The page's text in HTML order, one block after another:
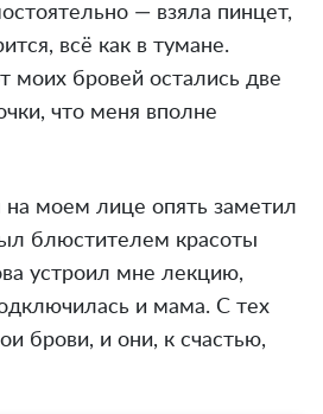
— взяла пинцет,
всё как в тумане.
моих бровей остались две
что меня вполне
на моем лице опять заметил
блюстителем красоты
устроил мне лекцию,
и мама. С тех
брови, и они, к счастью,